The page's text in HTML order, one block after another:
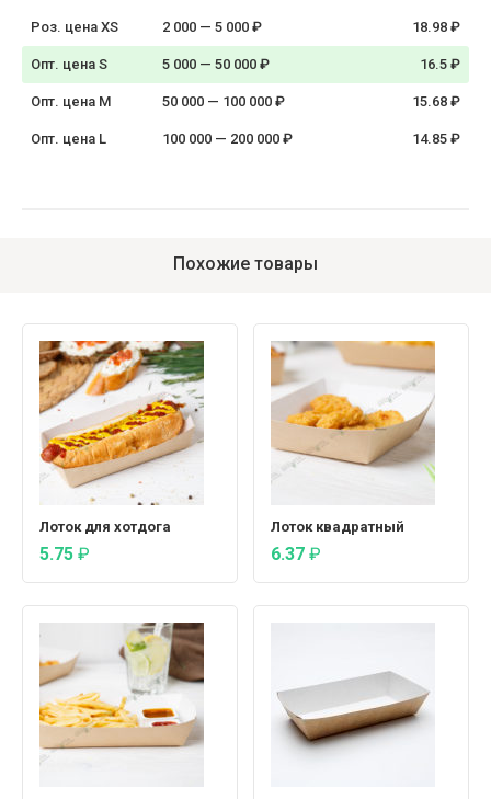
Роз. цена XS 2 000 — 5 000 ₽ 18.98 ₽
Опт. цена S 5 000 — 50 000 ₽ 16.5 ₽
Опт. цена M 50 000 — 100 000 ₽ 15.68 ₽
Опт. цена L 100 000 — 200 000 ₽ 14.85 ₽
Похожие товары
Лоток для хотдога
5.75 ₽
Лоток квадратный
6.37 ₽